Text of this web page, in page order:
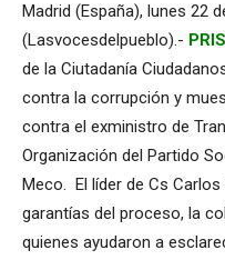
Madrid (España), lunes 22
(Lasvocesdelpueblo).-
de la Ciutadanía
contra la corrupción y
contra el exministro de
Organización del Partido
Meco. El líder de Cs
garantías del proceso, la
quienes ayudaron a